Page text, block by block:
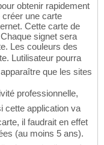
obtenir rapidement
créer une carte
Cette carte de
signet sera
Les couleurs des
Lutilisateur pourra
que les sites
professionnelle,
cette application va
il faudrait en effet
(au moins 5 ans).